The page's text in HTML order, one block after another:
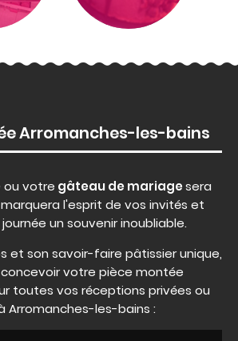
Arromanches-les-bains
ou votre gâteau de mariagesera
l'esprit de vos invités et
un souvenir inoubliable.
et son savoir-faire pâtissier unique,
votre pièce montée
toutes vos réceptions privées ou
Arromanches-les-bains :